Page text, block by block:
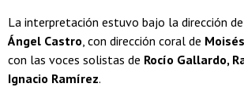
La interpretación estuvo bajo la dirección
Ángel Castro, con dirección coral de
con las voces solistas de Rocío Gallardo,
Ignacio Ramírez.